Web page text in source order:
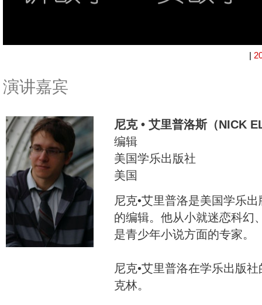
|
演讲嘉宾
尼克 • 艾里普洛斯（NICK
编辑
美国学乐出版社
美国
尼克•艾里普洛是美国学乐
的编辑。他从小就迷恋科幻
是青少年小说方面的专家。
尼克•艾里普洛在学乐出版
克林。